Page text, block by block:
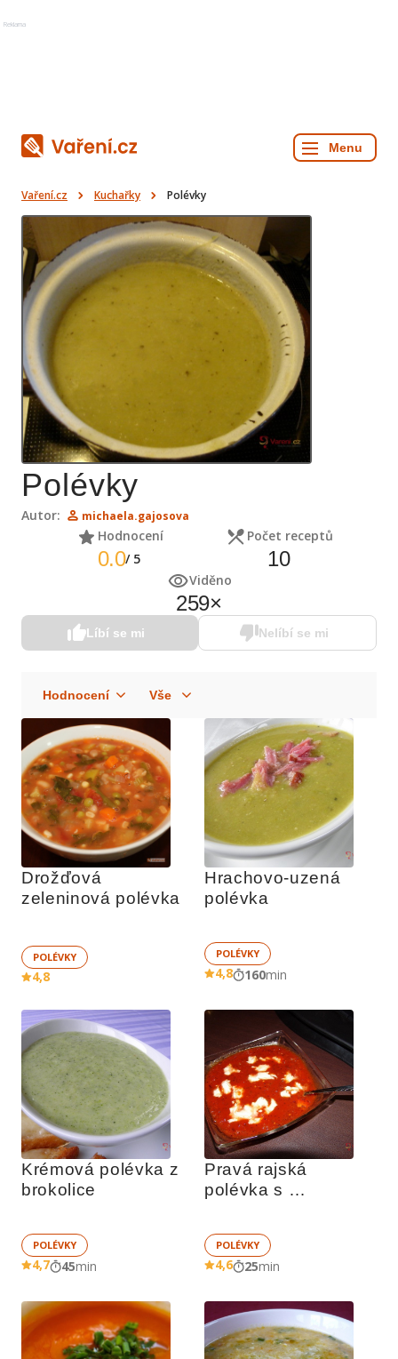
Reklama
Vaření.cz Kuchařky Polévky
Polévky
Autor: michaela.gajosova
Hodnocení
0.0/ 5
Počet receptů
10
Viděno
259×
Líbí se mi Nelíbí se mi
Drožďová
zeleninová polévka
POLÉVKY
4,8
Hrachovo-uzená
POLÉVKY
4,8 160min
Krémová polévka z
brokolice
POLÉVKY
4,7 45min
Pravá rajská
polévka s
POLÉVKY
4,6 25min